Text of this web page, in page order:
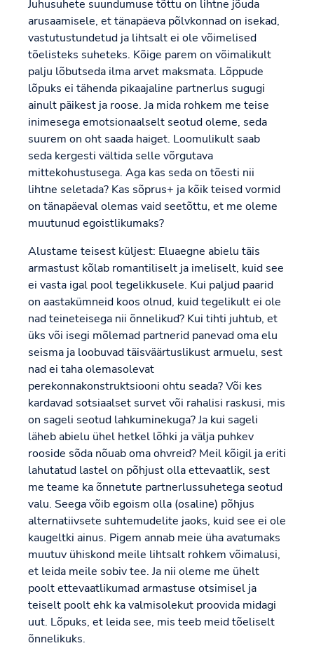
Juhusuhete suundumuse tõttu on lihtne jõuda
arusaamisele, et tänapäeva põlvkonnad on isekad,
vastutustundetud ja lihtsalt ei ole võimelised
tõelisteks suheteks. Kõige parem on võimalikult
palju lõbutseda ilma arvet maksmata. Lõppude
lõpuks ei tähenda pikaajaline partnerlus sugugi
ainult päikest ja roose. Ja mida rohkem me teise
inimesega emotsionaalselt seotud oleme, seda
suurem on oht saada haiget. Loomulikult saab
seda kergesti vältida selle võrgutava
mittekohustusega. Aga kas seda on tõesti nii
lihtne seletada? Kas sõprus+ ja kõik teised vormid
on tänapäeval olemas vaid seetõttu, et me oleme
muutunud egoistlikumaks?
Alustame teisest küljest: Eluaegne abielu täis
armastust kõlab romantiliselt ja imeliselt, kuid see
ei vasta igal pool tegelikkusele. Kui paljud paarid
on aastakümneid koos olnud, kuid tegelikult ei ole
nad teineteisega nii õnnelikud? Kui tihti juhtub, et
üks või isegi mõlemad partnerid panevad oma elu
seisma ja loobuvad täisväärtuslikust armuelu, sest
nad ei taha olemasolevat
perekonnakonstruktsiooni ohtu seada? Või kes
kardavad sotsiaalset survet või rahalisi raskusi, mis
on sageli seotud lahkuminekuga? Ja kui sageli
läheb abielu ühel hetkel lõhki ja välja puhkev
rooside sõda nõuab oma ohvreid? Meil kõigil ja eriti
lahutatud lastel on põhjust olla ettevaatlik, sest
me teame ka õnnetute partnerlussuhetega seotud
valu. Seega võib egoism olla (osaline) põhjus
alternatiivsete suhtemudelite jaoks, kuid see ei ole
kaugeltki ainus. Pigem annab meie üha avatumaks
muutuv ühiskond meile lihtsalt rohkem võimalusi,
et leida meile sobiv tee. Ja nii oleme me ühelt
poolt ettevaatlikumad armastuse otsimisel ja
teiselt poolt ehk ka valmisolekut proovida midagi
uut. Lõpuks, et leida see, mis teeb meid tõeliselt
õnnelikuks.